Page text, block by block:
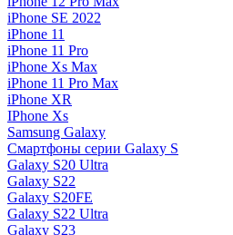
iPhone SE 2022
iPhone 11
iPhone 11 Pro
iPhone Xs Max
iPhone 11 Pro Max
iPhone XR
IPhone Xs
Samsung Galaxy
Смартфоны серии Galaxy S
Galaxy S20 Ultra
Galaxy S22
Galaxy S20FE
Galaxy S22 Ultra
Galaxy S23